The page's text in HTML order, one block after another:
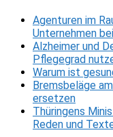
Agenturen im
Unternehmen
Alzheimer und
Pflegegrad
Warum ist
Bremsbeläge
ersetzen
Thüringens
Reden und